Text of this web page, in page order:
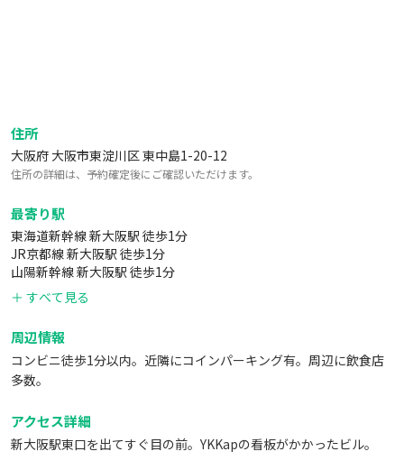
住所
大阪府 大阪市東淀川区 東中島1-20-12
住所の詳細は、予約確定後にご確認いただけます。
最寄り駅
東海道新幹線 新大阪駅 徒歩1分
JR京都線 新大阪駅 徒歩1分
山陽新幹線 新大阪駅 徒歩1分
＋ すべて見る
周辺情報
コンビニ徒歩1分以内。近隣にコインパーキング有。周辺に飲食店
多数。
アクセス詳細
新大阪駅東口を出てすぐ目の前。YKKapの看板がかかったビル。